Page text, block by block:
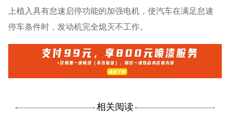
上植入具有怠速启停功能的加强电机，使汽车在满足怠速
停车条件时，发动机完全熄灭不工作。
相关阅读